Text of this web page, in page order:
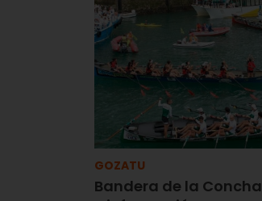
GOZATU
Bandera de la